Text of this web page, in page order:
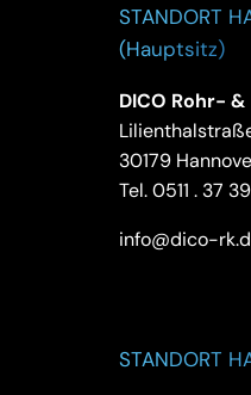
STANDORT
(Hauptsitz)
DICO Rohr-
30179
Tel.0511 . 37
info@dico-
STANDORT